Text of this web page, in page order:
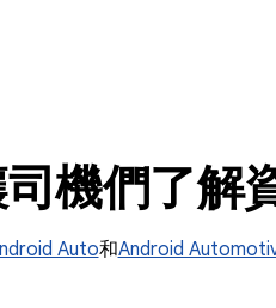
機們了解
Auto和Android